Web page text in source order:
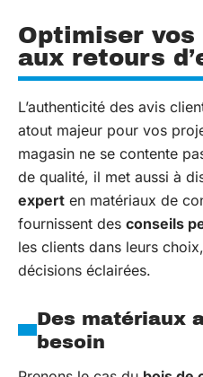
Optimiser
aux retours
L’authenticité des avis
atout majeur pour vos
magasin ne se contente
de qualité, il met aussi à
expert en matériaux de
fournissent des conseils
les clients dans leurs
décisions éclairées.
Des matériaux
besoin